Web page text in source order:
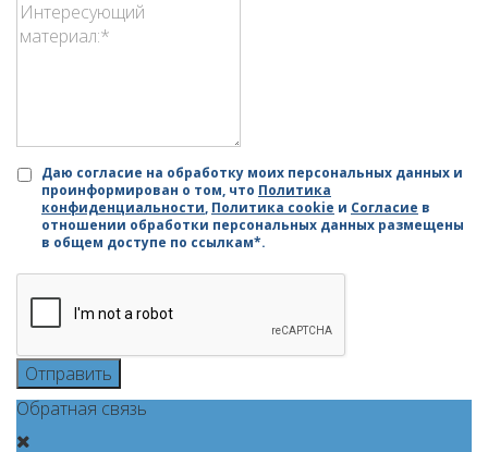
Даю согласие на обработку моих персональных данных и
проинформирован о том, что Политика
конфиденциальности, Политика cookie и Согласие в
отношении обработки персональных данных размещены
в общем доступе по ссылкам*.
Отправить
Обратная связь